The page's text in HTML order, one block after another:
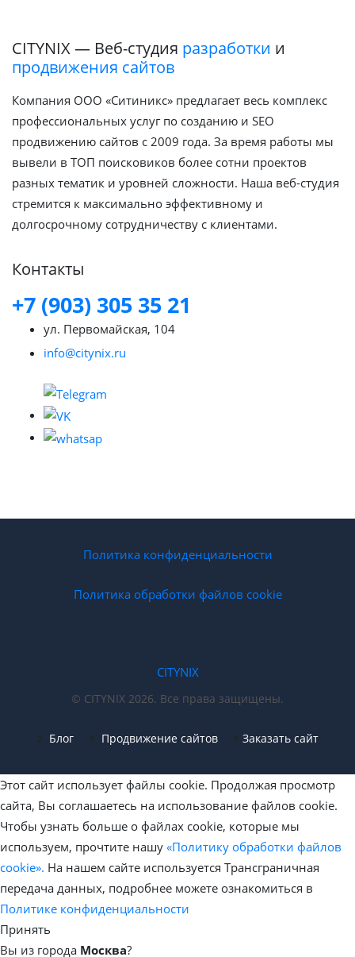
CITYNIX — Веб-студия разработки и
продвижения сайтов
Компания ООО «Ситиникс» предлагает весь комплекс
профессиональных услуг по созданию и SEO
продвижению сайтов с 2009 года. За время работы мы
вывели в ТОП поисковиков более сотни проектов
разных тематик и уровней сложности. Наша веб-студия
стремится к максимально эффективному и
долгосрочному сотрудничеству с клиентами.
Контакты
+7 (903) 305 35 21
ул. Первомайская, 104
info@citynix.ru
Политика конфиденциальности
Политика обработки файлов cookie
CITYNIX
© CITYNIX 2026. Все права защищены.
Блог Продвижение сайтов Заказать сайт
Этот сайт использует файлы cookie. Продолжая просмотр
сайта, Вы соглашаетесь на использование файлов cookie.
Чтобы узнать больше о файлах cookie, которые мы
используем, прочтите нашу «Политику обработки файлов
cookie». На нашем сайте используется Трансграничная
передача данных, подробнее можете ознакомиться в
Политике конфиденциальности
Принять
Вы из города Москва?